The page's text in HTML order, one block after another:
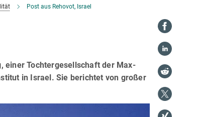
Post aus Rehovot, Israel
einer Tochtergesellschaft der Max-
in Israel. Sie berichtet von großer